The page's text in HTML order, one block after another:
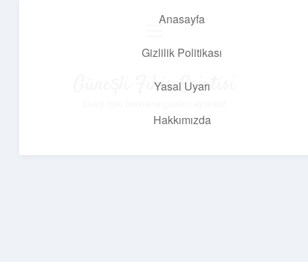
Anasayfa
Gizlilik Politikası
Yasal Uyarı
Hakkımızda
Güneşli Fikir Esintisi